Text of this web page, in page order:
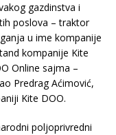
gazdinstva i
poslova – traktor
u ime kompanije
kompanije Kite
Online sajma –
Predrag Aćimović,
Kite DOO.
poljoprivredni